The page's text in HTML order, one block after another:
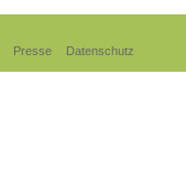
Presse Datenschutz